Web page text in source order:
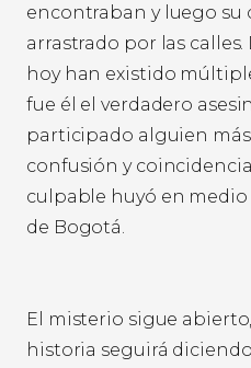
encontraban y luego su
arrastrado por las calles.
hoy han existido
fue él el verdadero
participado alguien
confusión y
culpable huyó en medio
de Bogotá.
El misterio sigue
historia seguirá